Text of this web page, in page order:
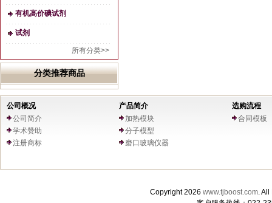
有机高价碘试剂
试剂
所有分类>>
分类推荐商品
公司概况
公司简介
学术赞助
注册商标
产品简介
加热模块
分子模型
磨口玻璃仪器
选购流程
合同模板
Copyright 2026 www.tjboost.com.